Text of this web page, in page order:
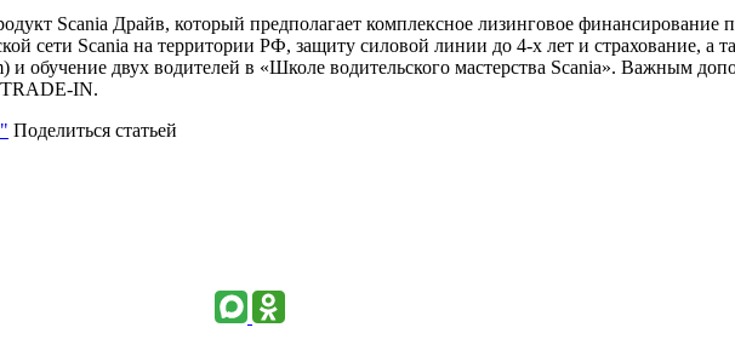
Scania Драйв, который предполагает комплексное лизинговое финансирование
сети Scania на территории РФ, защиту силовой линии до 4-х лет и страхование, а
и обучение двух водителей в «Школе водительского мастерства Scania». Важным
TRADE-IN.
Поделиться статьей